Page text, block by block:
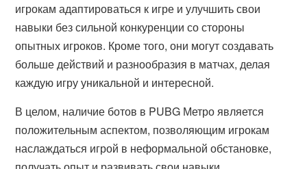
игрокам адаптироваться к игре и улучшить свои
навыки без сильной конкуренции со стороны
опытных игроков. Кроме того, они могут создавать
больше действий и разнообразия в матчах, делая
каждую игру уникальной и интересной.
В целом, наличие ботов в PUBG Метро является
положительным аспектом, позволяющим игрокам
наслаждаться игрой в неформальной обстановке,